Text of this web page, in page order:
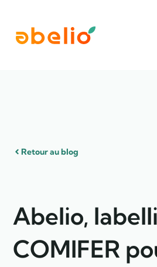
contenu
Retour au blog
Abelio,
COMIFER